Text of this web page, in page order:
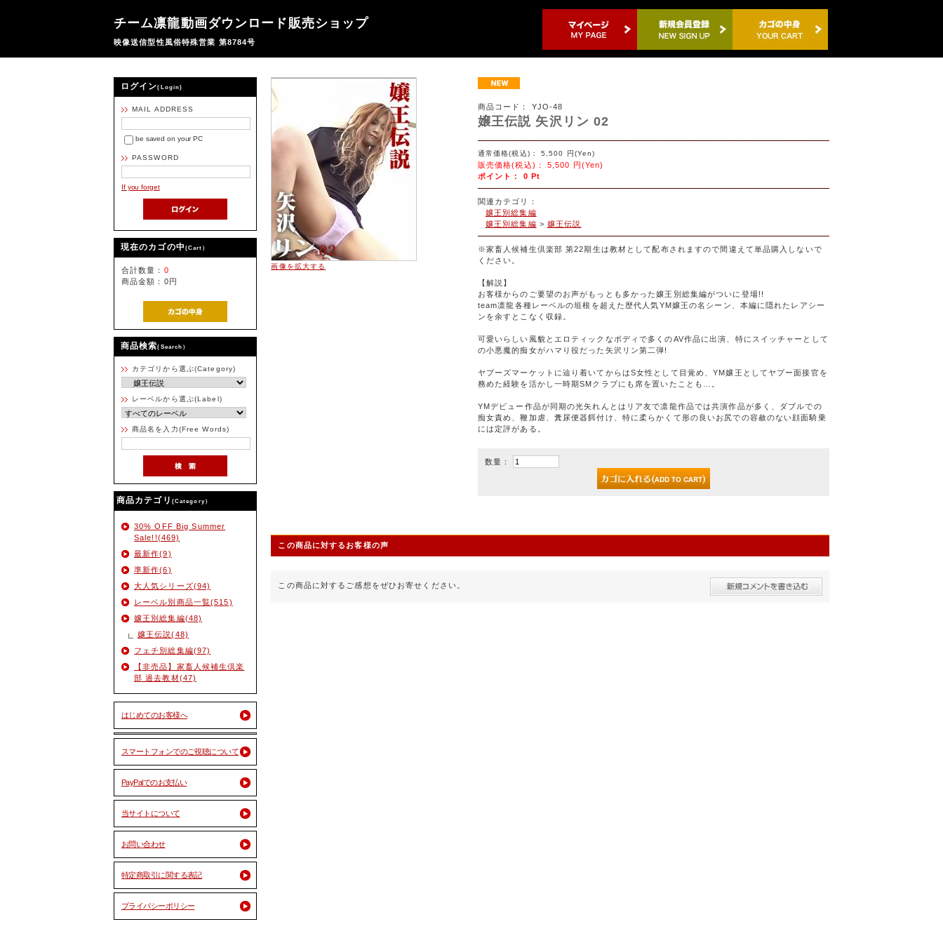
チーム凛龍動画ダウンロード販売ショップ
映像送信型性風俗特殊営業 第8784号
ログイン(Login)
MAIL ADDRESS
be saved on your PC
PASSWORD
If you forget
現在のカゴの中 (Cart）
合計数量： 0
商品金額： 0円
商品検索(Search）
カテゴリから選ぶ(Category)
レーベルから選ぶ(Label)
商品名を入力(Free Words)
商品カテゴリ (Category）
30% OFF Big Summer
Sale!!(469)
最新作(9)
準新作(6)
大人気シリーズ(94)
レーベル別商品一覧(515)
嬢王別総集編(48)
嬢王伝説(48)
フェチ別総集編(97)
【非売品】家畜人候補生倶楽
部 過去教材(47)
はじめてのお客様へ
スマートフォンでのご視聴について
PayPalでのお支払い
当サイトについて
お問い合わせ
特定商取引に関する表記
プライバシーポリシー
画像を拡大する
商品コード： YJO-48
嬢王伝説 矢沢リン 02
通常価格(税込)： 5,500 円(Yen)
販売価格(税込)： 5,500 円(Yen)
ポイント： 0 Pt
関連カテゴリ：
嬢王別総集編
嬢王別総集編 >嬢王伝説
※家畜人候補生倶楽部 第22期生は教材として配布されますので間違えて単品購入しないで
ください。
【解説】
お客様からのご要望のお声がもっとも多かった嬢王別総集編がついに登場!!
team凛龍各種レーベルの垣根を超えた歴代人気YM嬢王の名シーン、本編に隠れたレアシー
ンを余すとこなく収録。
可愛いらしい風貌とエロティックなボディで多くのAV作品に出演、特にスイッチャーとして
の小悪魔的痴女がハマり役だった矢沢リン第二弾!
ヤプーズマーケットに辿り着いてからはS女性として目覚め、YM嬢王としてヤプー面接官を
務めた経験を活かし一時期SMクラブにも席を置いたことも…。
YMデビュー作品が同期の光矢れんとはリア友で凛龍作品では共演作品が多く、ダブルでの
痴女責め、鞭加虐、糞尿便器餌付け、特に柔らかくて形の良いお尻での容赦のない顔面騎乗
には定評がある。
数量：
この商品に対するお客様の声
この商品に対するご感想をぜひお寄せください。